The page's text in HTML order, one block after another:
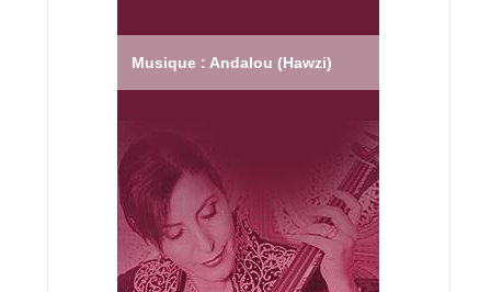
Musique : Andalou (Hawzi)